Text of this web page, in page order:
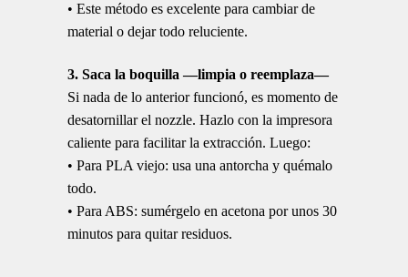
• Este método es excelente para cambiar de
material o dejar todo reluciente.
3. Saca la boquilla —limpia o reemplaza—
Si nada de lo anterior funcionó, es momento de
desatornillar el nozzle. Hazlo con la impresora
caliente para facilitar la extracción. Luego:
• Para PLA viejo: usa una antorcha y quémalo
todo.
• Para ABS: sumérgelo en acetona por unos 30
minutos para quitar residuos.